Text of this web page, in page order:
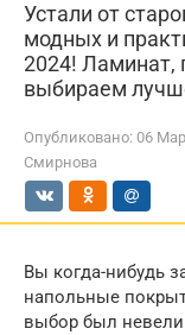
Устали от
модных и
2024! Ламинат,
выбираем
Опубликовано: 06
Смирнова
Вы когда-нибудь
напольные
выбор был